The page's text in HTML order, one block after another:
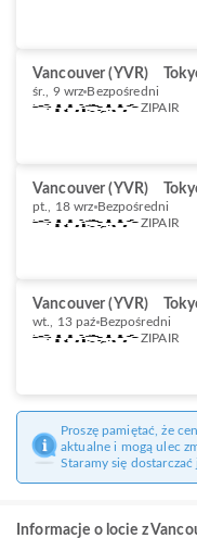
Vancouver (YVR)
śr., 9 wrz Bezpośredni
ZIPAIR
Vancouver (YVR)
pt., 18 wrz Bezpośredni
ZIPAIR
Vancouver (YVR)
wt., 13 paź Bezpośredni
ZIPAIR
Proszę pamiętać, że
aktualne i mogą ulec
Staramy się
Informacje o locie z